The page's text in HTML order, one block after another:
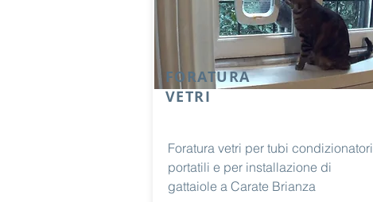
FORATURA
VETRI
Foratura vetri per tubi condizionatori
portatili e per installazione di
gattaiole a Carate Brianza